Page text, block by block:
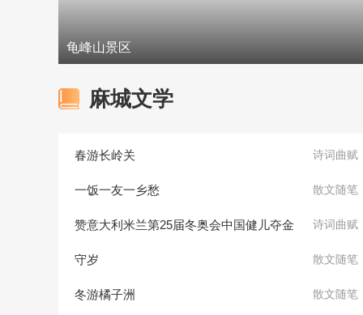
龟峰山景区
麻城文学
春游长岭关 诗词曲赋
一饭一友一乡愁 散文随笔
赞意大利米兰第25届冬奥会中国健儿夺金 诗词曲赋
守岁 散文随笔
冬游橘子洲 散文随笔